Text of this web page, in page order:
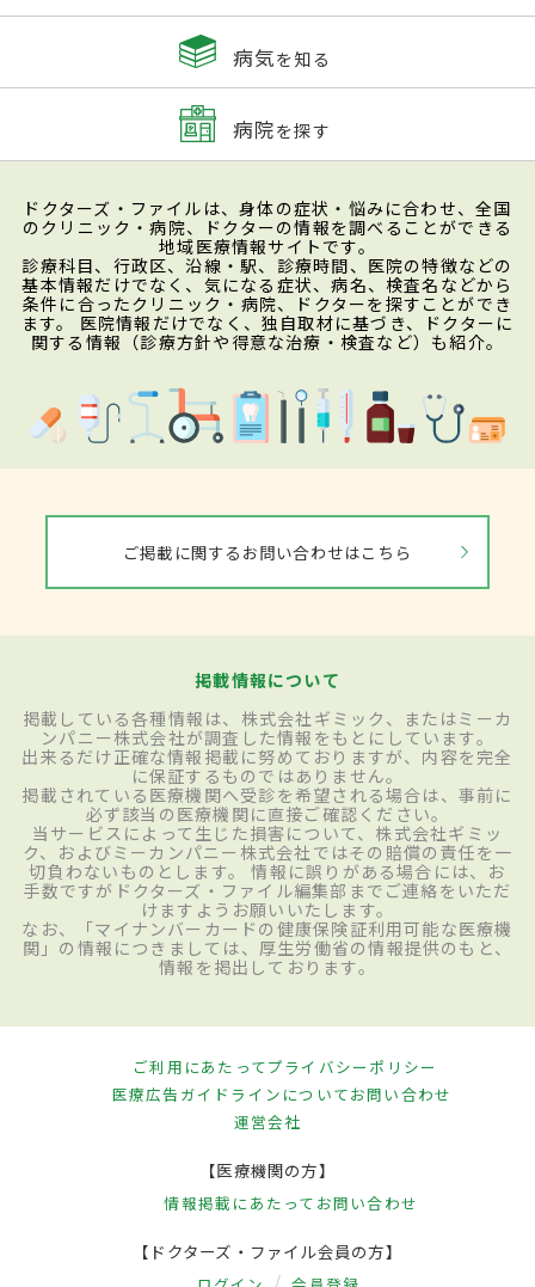
病気を知る
病院を探す
ドクターズ・ファイルは、身体の症状・悩みに合わせ、全国
のクリニック・病院、ドクターの情報を調べることができる
地域医療情報サイトです。
診療科目、行政区、沿線・駅、診療時間、医院の特徴などの
基本情報だけでなく、気になる症状、病名、検査名などから
条件に合ったクリニック・病院、ドクターを探すことができ
ます。 医院情報だけでなく、独自取材に基づき、ドクターに
関する情報（診療方針や得意な治療・検査など）も紹介。
ご掲載に関するお問い合わせはこちら
掲載情報について
掲載している各種情報は、株式会社ギミック、またはミーカ
ンパニー株式会社が調査した情報をもとにしています。
出来るだけ正確な情報掲載に努めておりますが、内容を完全
に保証するものではありません。
掲載されている医療機関へ受診を希望される場合は、事前に
必ず該当の医療機関に直接ご確認ください。
当サービスによって生じた損害について、株式会社ギミッ
ク、およびミーカンパニー株式会社ではその賠償の責任を一
切負わないものとします。 情報に誤りがある場合には、お
手数ですがドクターズ・ファイル編集部までご連絡をいただ
けますようお願いいたします。
なお、「マイナンバーカードの健康保険証利用可能な医療機
関」の情報につきましては、厚生労働省の情報提供のもと、
情報を掲出しております。
ご利用にあたってプライバシーポリシー
医療広告ガイドラインについてお問い合わせ
運営会社
【医療機関の方】
情報掲載にあたって お問い合わせ
【ドクターズ・ファイル会員の方】